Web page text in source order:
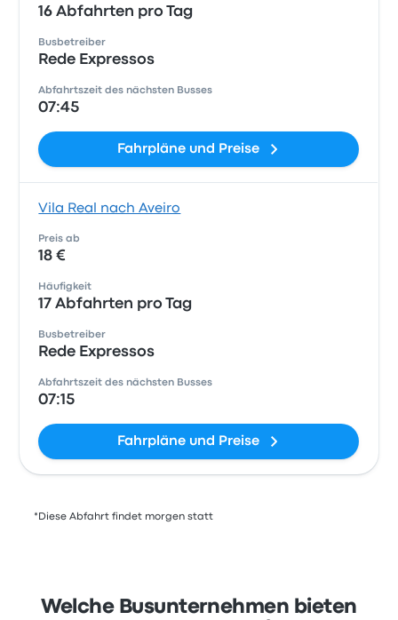
16 Abfahrten pro Tag
Busbetreiber
Rede Expressos
Abfahrtszeit des nächsten Busses
07:45
Fahrpläne und Preise
Vila Real nach Aveiro
Preis ab
18 €
Häufigkeit
17 Abfahrten pro Tag
Busbetreiber
Rede Expressos
Abfahrtszeit des nächsten Busses
07:15
Fahrpläne und Preise
*Diese Abfahrt findet morgen statt
Welche Busunternehmen bieten